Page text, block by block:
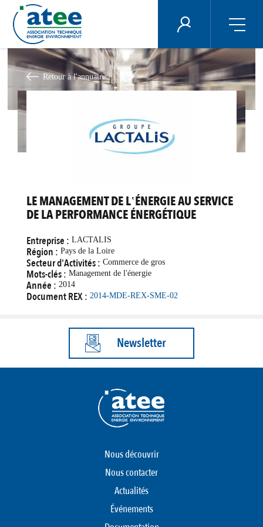
au
contenu
principal
ÉNERGIE PLUS
Retour à l'annuaire
LE MANAGEMENT DE L‛ÉNERGIE AU SERVICE
DE LA PERFORMANCE ÉNERGÉTIQUE
Entreprise : LACTALIS
Région : Pays de la Loire
Secteur d'Activités : Commerce de gros
Mots-clés : Management de l'énergie
Année : 2014
Document REX : 2014-MDE-REX-SME-02
Newsletter
Nous découvrir
Nous contacter
Actualités
Événements
Panneau de gestion des cookies